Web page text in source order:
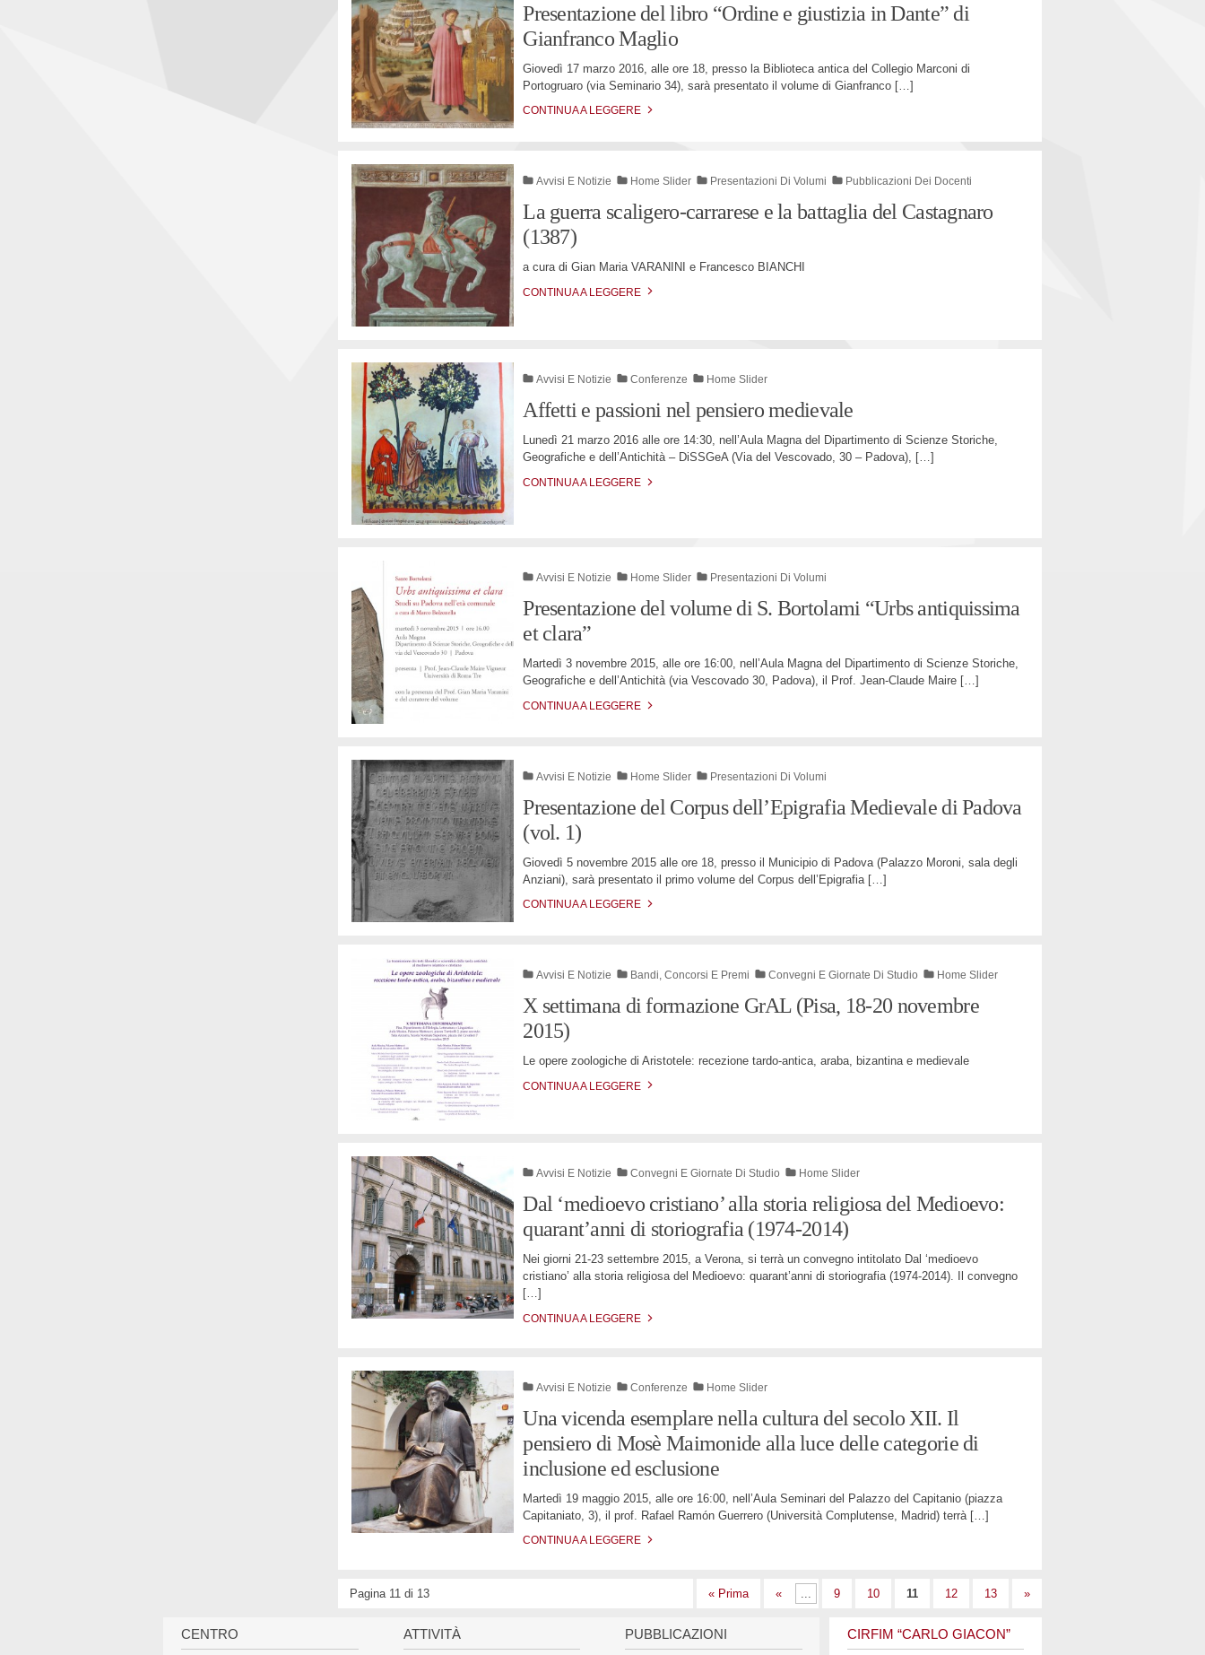
Presentazione del libro “Ordine e giustizia in Dante” di
Gianfranco Maglio
Giovedì 17 marzo 2016, alle ore 18, presso la Biblioteca antica del Collegio Marconi di
Portogruaro (via Seminario 34), sarà presentato il volume di Gianfranco […]
CONTINUA A LEGGERE
Avvisi E Notizie Home Slider Presentazioni Di Volumi Pubblicazioni Dei Docenti
La guerra scaligero-carrarese e la battaglia del Castagnaro
(1387)
a cura di Gian Maria VARANINI e Francesco BIANCHI
CONTINUA A LEGGERE
Avvisi E Notizie Conferenze Home Slider
Affetti e passioni nel pensiero medievale
Lunedì 21 marzo 2016 alle ore 14:30, nell’Aula Magna del Dipartimento di Scienze Storiche,
Geografiche e dell’Antichità – DiSSGeA (Via del Vescovado, 30 – Padova), […]
CONTINUA A LEGGERE
Avvisi E Notizie Home Slider Presentazioni Di Volumi
Presentazione del volume di S. Bortolami “Urbs antiquissima
et clara”
Martedì 3 novembre 2015, alle ore 16:00, nell’Aula Magna del Dipartimento di Scienze Storiche,
Geografiche e dell’Antichità (via Vescovado 30, Padova), il Prof. Jean-Claude Maire […]
CONTINUA A LEGGERE
Avvisi E Notizie Home Slider Presentazioni Di Volumi
Presentazione del Corpus dell’Epigrafia Medievale di Padova
(vol. 1)
Giovedì 5 novembre 2015 alle ore 18, presso il Municipio di Padova (Palazzo Moroni, sala degli
Anziani), sarà presentato il primo volume del Corpus dell’Epigrafia […]
CONTINUA A LEGGERE
Avvisi E Notizie Bandi, Concorsi E Premi Convegni E Giornate Di Studio Home Slider
X settimana di formazione GrAL (Pisa, 18-20 novembre
2015)
Le opere zoologiche di Aristotele: recezione tardo-antica, araba, bizantina e medievale
CONTINUA A LEGGERE
Avvisi E Notizie Convegni E Giornate Di Studio Home Slider
Dal ‘medioevo cristiano’ alla storia religiosa del Medioevo:
quarant’anni di storiografia (1974-2014)
Nei giorni 21-23 settembre 2015, a Verona, si terrà un convegno intitolato Dal ‘medioevo
cristiano’ alla storia religiosa del Medioevo: quarant’anni di storiografia (1974-2014). Il convegno
[…]
CONTINUA A LEGGERE
Avvisi E Notizie Conferenze Home Slider
Una vicenda esemplare nella cultura del secolo XII. Il
pensiero di Mosè Maimonide alla luce delle categorie di
inclusione ed esclusione
Martedì 19 maggio 2015, alle ore 16:00, nell’Aula Seminari del Palazzo del Capitanio (piazza
Capitaniato, 3), il prof. Rafael Ramón Guerrero (Università Complutense, Madrid) terrà […]
CONTINUA A LEGGERE
Pagina 11 di 13 « Prima « ... 9 10 11 12 13 »
CENTRO ATTIVITÀ PUBBLICAZIONI CIRFIM “CARLO GIACON”